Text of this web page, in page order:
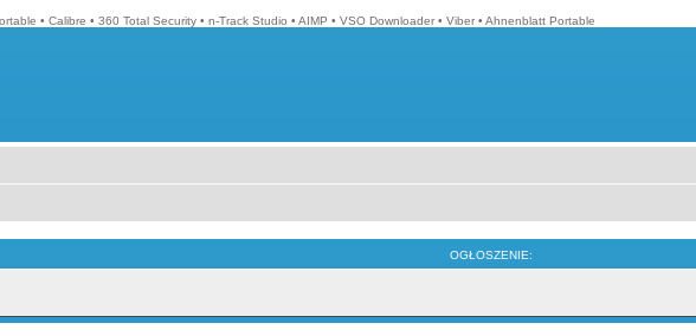
• Calibre • 360 Total Security • n-Track Studio • AIMP • VSO Downloader • Viber • Ahnenblatt Portable
OGŁOSZENIE: